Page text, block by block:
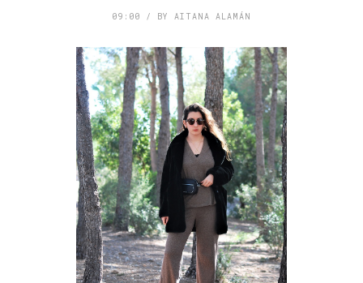
09:00 / BY AITANA ALAMÁN